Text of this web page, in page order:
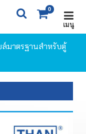
X
0
0 ฿
สั่งซื้อสินค้า
เมนู
ล์มาตรฐานสำหรับตู้